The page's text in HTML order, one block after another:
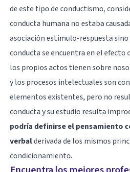
de este tipo de conductismo,
conducta humana no estaba
asociación estímulo-respuesta sino
conducta se encuentra en el efecto
los propios actos tienen sobre
y los procesos intelectuales son
elementos existentes, pero no
conducta y su estudio resulta
podría definirse el pensamiento
verbalderivada de los mismos
condicionamiento.